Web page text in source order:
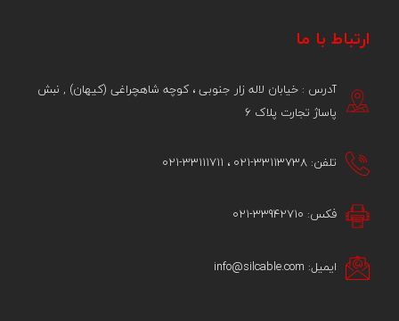
ارتباط با ما
آدرس : خیابان لاله زار جنوبی ، کوچه شاهچراغی (کیهان) , نبش
پاساژ تجارت پلاک 6
تلفن: 33113738-021 ، 33111711-021
فکس: 33942710-021
ایمیل: info@silcable.com